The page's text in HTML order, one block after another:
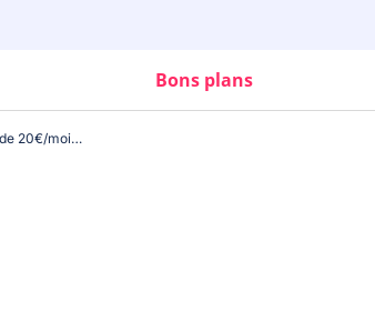
Bons plans
Chez Free, la fibre est en promo à moins de 20€/mois avec un débit ultra performant !